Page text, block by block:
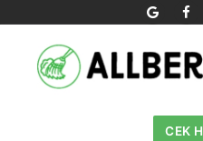
content
CEK